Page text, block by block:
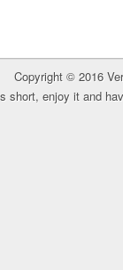
Copyright © 2016
short, enjoy it and